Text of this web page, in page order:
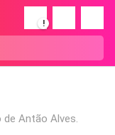
!
Antão Alves.